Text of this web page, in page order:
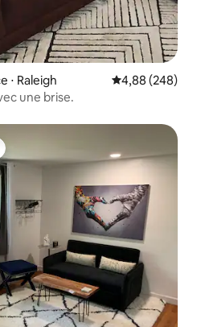
⋅ Raleigh Évaluation
4,88 (248)
une brise.